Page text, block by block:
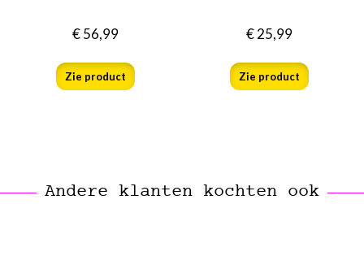
€56,99
Zie product
€25,99
Zie product
Andere klanten kochten ook